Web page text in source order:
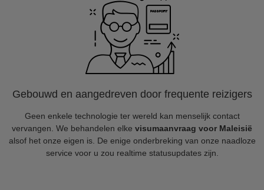
Gebouwd en aangedreven door frequente reizigers
Geen enkele technologie ter wereld kan menselijk contact
vervangen. We behandelen elke visumaanvraag voor Maleisië
alsof het onze eigen is. De enige onderbreking van onze naadloze
service voor u zou realtime statusupdates zijn.